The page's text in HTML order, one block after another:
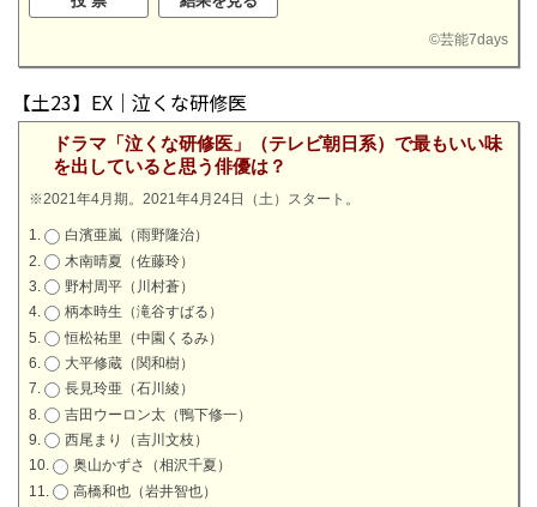
©芸能7days
【土23】EX｜泣くな研修医
ドラマ「泣くな研修医」（テレビ朝日系）で最もいい味
を出していると思う俳優は？
※2021年4月期。2021年4月24日（土）スタート。
白濱亜嵐（雨野隆治）
木南晴夏（佐藤玲）
野村周平（川村蒼）
柄本時生（滝谷すばる）
恒松祐里（中園くるみ）
大平修蔵（関和樹）
長見玲亜（石川綾）
吉田ウーロン太（鴨下修一）
西尾まり（吉川文枝）
奥山かずさ（相沢千夏）
高橋和也（岩井智也）